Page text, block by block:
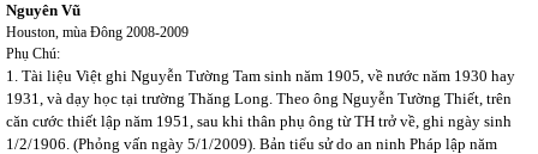
Nguyên Vũ
Houston, mùa Đông 2008-2009
Phụ Chú:
1. Tài liệu Việt ghi Nguyễn Tường Tam sinh năm 1905, về nước năm 1930 hay
1931, và dạy học tại trường Thăng Long. Theo ông Nguyễn Tường Thiết, trên
căn cước thiết lập năm 1951, sau khi thân phụ ông từ TH trở về, ghi ngày sinh
1/2/1906. (Phỏng vấn ngày 5/1/2009). Bản tiểu sử do an ninh Pháp lập năm